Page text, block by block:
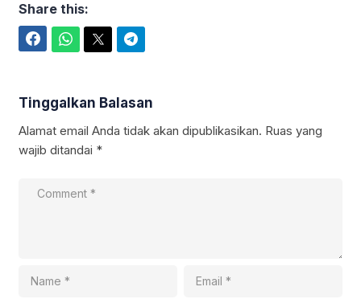
Share this:
Tinggalkan Balasan
Alamat email Anda tidak akan dipublikasikan. Ruas yang
wajib ditandai *